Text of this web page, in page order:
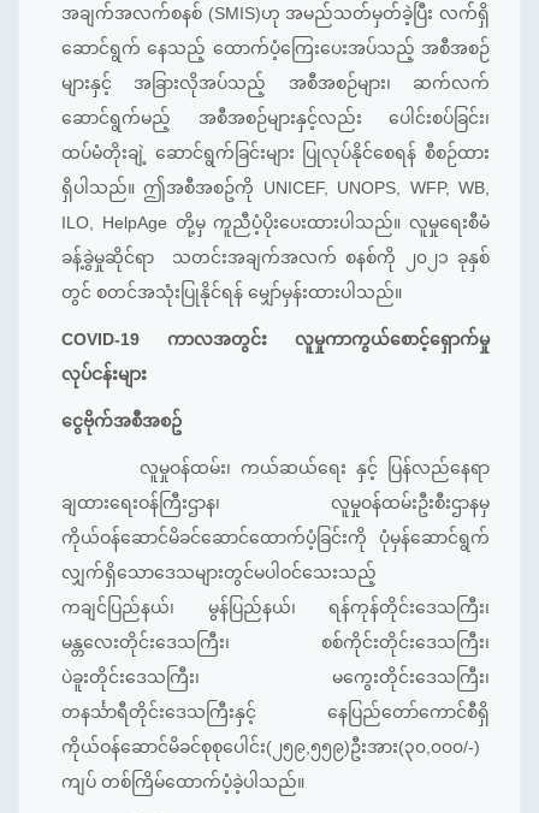
အချက်အလက်စနစ် (SMIS)ဟု အမည်သတ်မှတ်ခဲ့ပြီး လက်ရှိ
ဆောင်ရွက် နေသည့် ထောက်ပံ့ကြေးပေးအပ်သည့် အစီအစဉ်
များနှင့် အခြားလိုအပ်သည့် အစီအစဉ်များ၊ ဆက်လက်
ဆောင်ရွက်မည့် အစီအစဉ်များနှင့်လည်း ပေါင်းစပ်ခြင်း၊
ထပ်မံတိုးချဲ့ ဆောင်ရွက်ခြင်းများ ပြုလုပ်နိုင်စေရန် စီစဉ်ထား
ရှိပါသည်။ ဤအစီအစဥ်ကို UNICEF, UNOPS, WFP, WB,
ILO, HelpAge တို့မှ ကူညီပံ့ပိုး‌ပေးထားပါသည်။ လူမှုရေးစီမံ
ခန့်ခွဲမှုဆိုင်ရာ သတင်းအချက်အလက် စနစ်ကို ၂၀၂၁ ခုနှစ်
တွင် စတင်အသုံးပြုနိုင်ရန် မျှော်မှန်းထားပါသည်။
COVID-19 ကာလအတွင်း လူမှုကာကွယ်‌စောင့်ရှောက်မှု
လုပ်ငန်းများ
ငွေဗိုက်အစီအစဥ်
လူမှုဝန်ထမ်း၊ ကယ်ဆယ်ရေး နှင့် ပြန်လည်နေရာ
ချထား‌ရေးဝန်ကြီးဌာန၊ လူမှုဝန်ထမ်းဦးစီးဌာနမှ
ကိုယ်ဝန်ဆောင်မိခင်ဆောင်ထောက်ပံ့ခြင်းကို ပုံမှန်ဆောင်ရွက်
လျှက်ရှိသော‌ဒေသများတွင်မပါဝင်သေးသည့်
ကချင်ပြည်နယ်၊ မွန်ပြည်နယ်၊ ရန်ကုန်တိုင်း‌ဒေသကြီး၊
မန္တလေးတိုင်း‌ဒေသကြီး၊ စစ်ကိုင်းတိုင်း‌ဒေသကြီး၊
ပဲခူးတိုင်း‌ဒေသကြီး၊ မကွေးတိုင်း‌ဒေသကြီး၊
တနင်္သာရီတိုင်း‌ဒေသကြီးနှင့် နေပြည်တော်ကောင်စီရှိ
ကိုယ်ဝန်ဆောင်မိခင်စုစုပေါင်း(၂၅၉,၅၅၉)ဦးအား(၃၀,၀၀၀/-)
ကျပ် တစ်ကြိမ်ထောက်ပံ့ခဲ့ပါသည်။